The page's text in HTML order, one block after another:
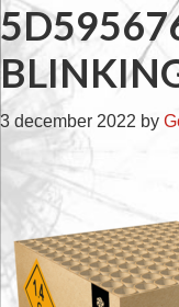
3 december 2022 by